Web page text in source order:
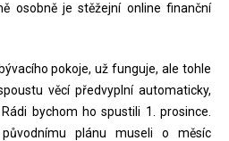
osobně je stěžejní online finanční
pokoje, už funguje, ale tohle
věcí předvyplní automaticky,
bychom ho spustili 1. prosince.
plánu museli o měsíc